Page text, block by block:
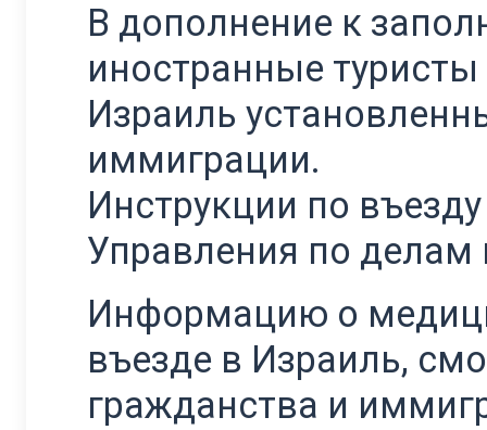
В дополнение к
иностранные
Израиль
иммиграции.
Инструкции по
Управления по
Информацию о
въезде в Израиль,
гражданства и